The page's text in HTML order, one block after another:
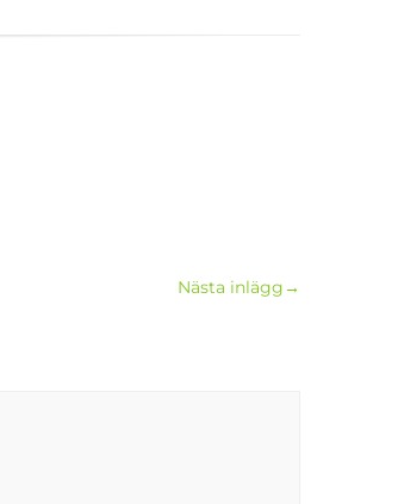
Nästa inlägg→